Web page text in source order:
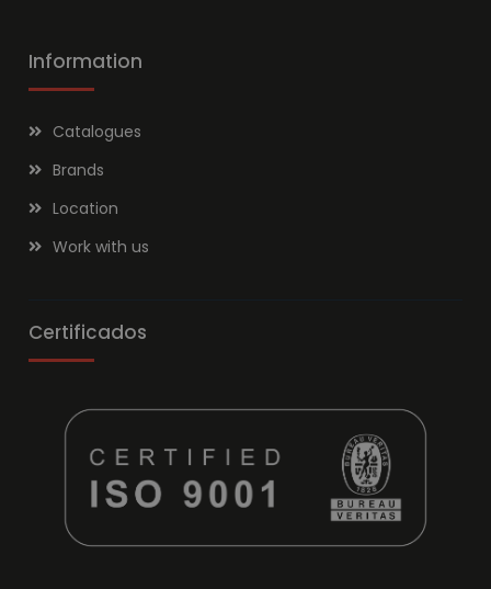
Information
Catalogues
Brands
Location
Work with us
Certificados